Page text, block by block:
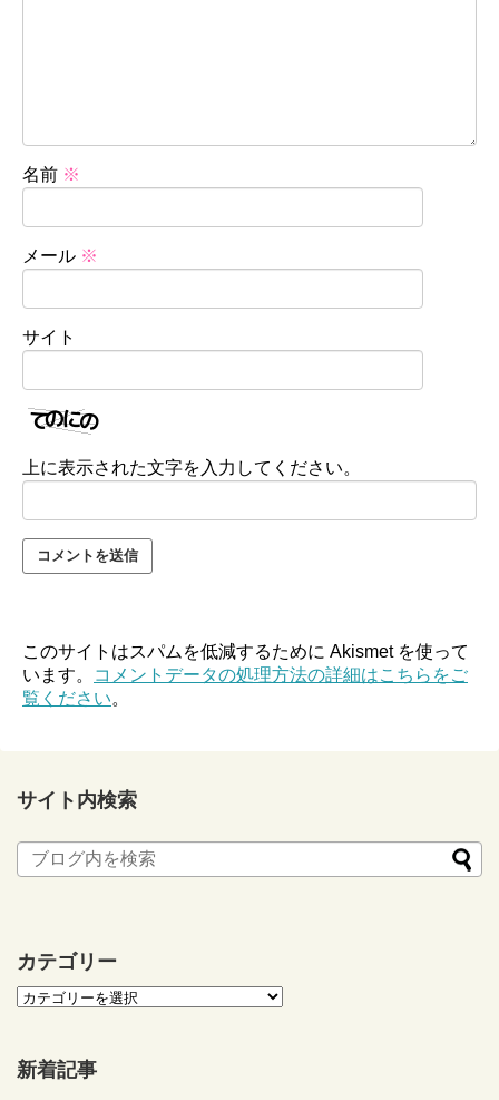
名前 ※
メール ※
サイト
上に表示された文字を入力してください。
このサイトはスパムを低減するために Akismet を使って
います。
コメントデータの処理方法の詳細はこちらをご
覧ください。
サイト内検索
カテゴリー
新着記事